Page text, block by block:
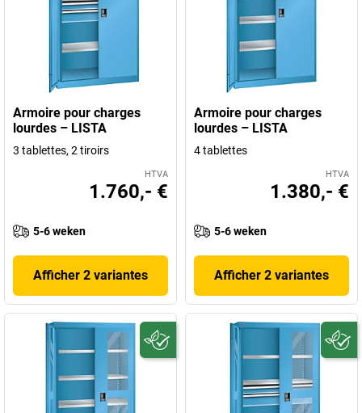
Armoire pour charges
lourdes – LISTA
3 tablettes, 2 tiroirs
HTVA
1.760,- €
5-6 weken
Afficher 2 variantes
Armoire pour charges
lourdes – LISTA
4 tablettes
HTVA
1.380,- €
5-6 weken
Afficher 2 variantes